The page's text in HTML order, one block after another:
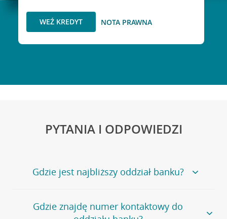
WEŹ KREDYT NOTA PRAWNA
PYTANIA I ODPOWIEDZI
Gdzie jest najbliższy oddział banku?
Jeśli szukasz oddziału naszego banku, zapraszamy na
stronęPlacówki i bankomaty, na której znajduje się
Gdzie znajdę numer kontaktowy do